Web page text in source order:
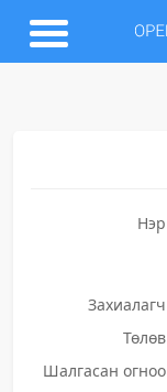
Нэр
Захиалагч
Төлөв
Шалгасан огноо